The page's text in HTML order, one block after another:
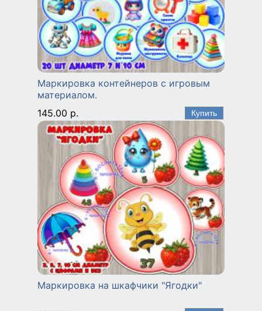
Маркировка контейнеров с игровым
материалом.
145.00 р.
Маркировка на шкафчики "Ягодки"